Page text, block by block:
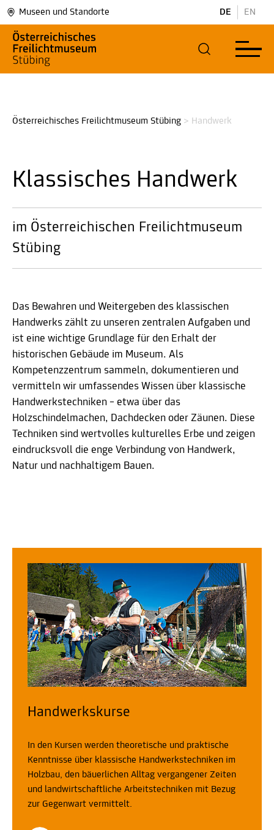
Museen und Standorte DE EN
Österreichisches Freilichtmuseum Stübing > Handwerk
Klassisches Handwerk
im Österreichischen Freilichtmuseum
Stübing
Das Bewahren und Weitergeben des klassischen
Handwerks zählt zu unseren zentralen Aufgaben und
ist eine wichtige Grundlage für den Erhalt der
historischen Gebäude im Museum. Als
Kompetenzzentrum sammeln, dokumentieren und
vermitteln wir umfassendes Wissen über klassische
Handwerkstechniken – etwa über das
Holzschindelmachen, Dachdecken oder Zäunen. Diese
Techniken sind wertvolles kulturelles Erbe und zeigen
eindrucksvoll die enge Verbindung von Handwerk,
Natur und nachhaltigem Bauen.
Handwerkskurse
In den Kursen werden theoretische und praktische
Kenntnisse über klassische Handwerkstechniken im
Holzbau, den bäuerlichen Alltag vergangener Zeiten
und landwirtschaftliche Arbeitstechniken mit Bezug
zur Gegenwart vermittelt.